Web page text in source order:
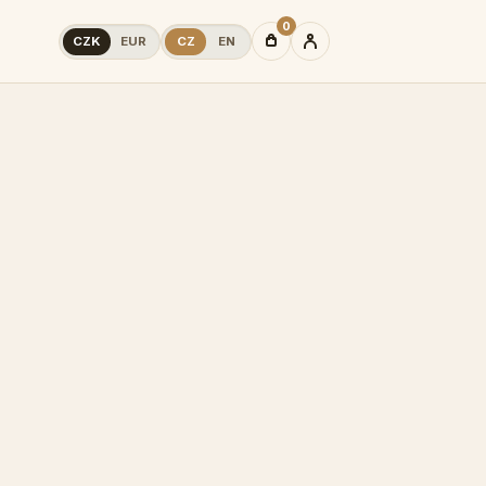
CZK EUR CZ EN
0